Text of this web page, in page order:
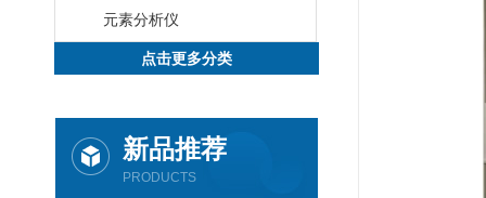
元素分析仪
点击更多分类
新品推荐
PRODUCTS